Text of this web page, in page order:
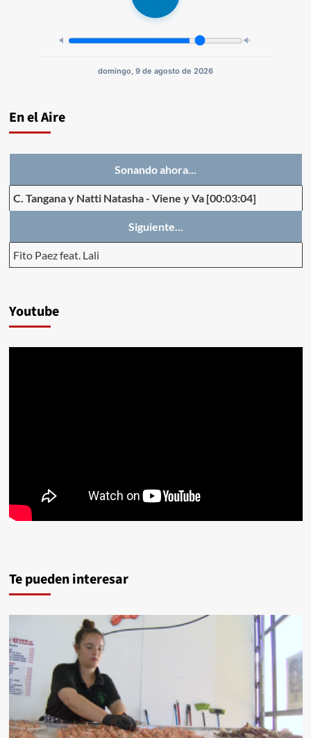
domingo, 9 de agosto de 2026
En el Aire
Sonando ahora...
C. Tangana y Natti Natasha- Viene y Va [00:03:04]
Siguiente...
Fito Paez feat. Lali
Youtube
Te pueden interesar